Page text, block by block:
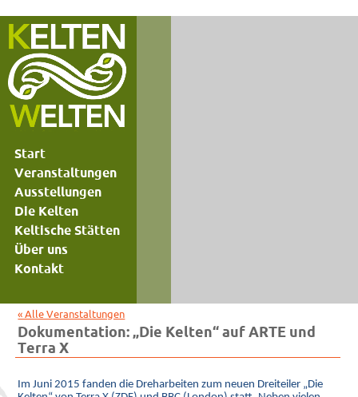
Start
Veranstaltungen
Ausstellungen
Die Kelten
Keltische Stätten
Über uns
Kontakt
« Alle Veranstaltungen
Dokumentation: „Die Kelten“ auf ARTE und
Terra X
Im Juni 2015 fanden die Dreharbeiten zum neuen Dreiteiler „Die